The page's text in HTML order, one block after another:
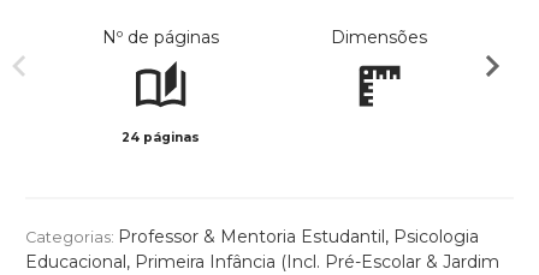
Nº de páginas
24 páginas
Dimensões
Categorias: Professor & Mentoria Estudantil , Psicologia
Educacional , Primeira Infância (Incl. Pré-Escolar & Jardim